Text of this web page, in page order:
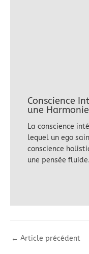
Conscience
une
La conscience
lequel un ego
conscience
une pensée
← Article précédent